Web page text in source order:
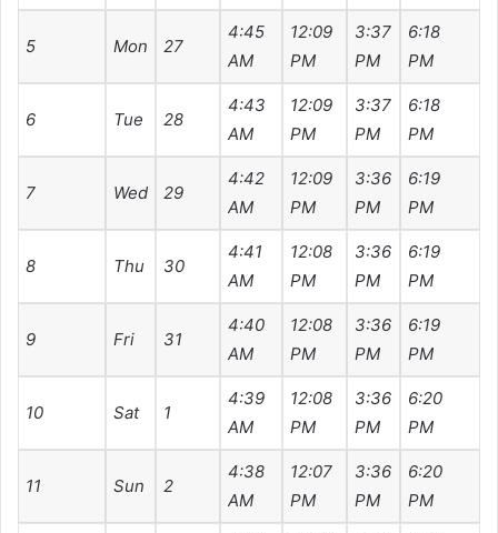
5 Mon 27
4:45
AM
12:09
PM
3:37
PM
6:18
PM
6 Tue 28
4:43
AM
12:09
PM
3:37
PM
6:18
PM
7 Wed 29
4:42
AM
12:09
PM
3:36
PM
6:19
PM
8 Thu 30
4:41
AM
12:08
PM
3:36
PM
6:19
PM
9 Fri 31
4:40
AM
12:08
PM
3:36
PM
6:19
PM
10 Sat 1
4:39
AM
12:08
PM
3:36
PM
6:20
PM
11 Sun 2
4:38
AM
12:07
PM
3:36
PM
6:20
PM